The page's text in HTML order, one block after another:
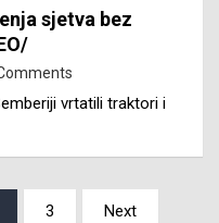
sjetva bez
vrtatili traktori i
3 Next